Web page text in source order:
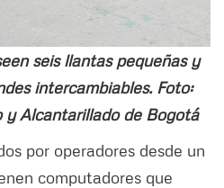
seis llantas pequeñas y
intercambiables. Foto:
y Alcantarillado de Bogotá
por operadores desde un
computadores que